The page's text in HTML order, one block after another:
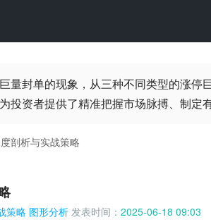
量封单的现象，从三种不同类型的涨
投资者提供了精准把握市场脉搏、制定
剖析与实战策略
策略 图形分析 发表时间： 2025-06-18 09:03